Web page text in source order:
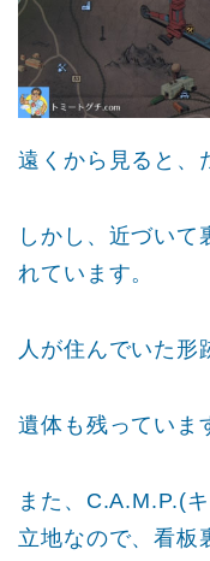
遠くから見ると、
しかし、近づいて
れています。
人が住んでいた形
遺体も残っていま
また、C.A.M.P.(
立地なので、看板